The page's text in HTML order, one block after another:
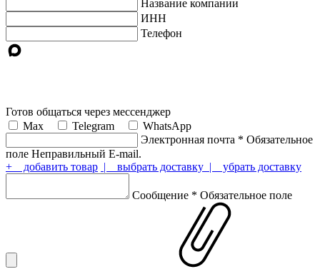
Название компании
ИНН
Телефон
Готов общаться через мессенджер
Max
Telegram
WhatsApp
Электронная почта * Обязательное
поле Неправильный E-mail.
+ добавить товар | выбрать доставку | убрать доставку
Сообщение * Обязательное поле